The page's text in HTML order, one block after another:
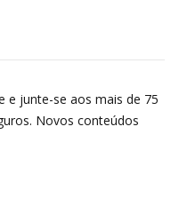
e junte-se aos mais de 75
Novos conteúdos